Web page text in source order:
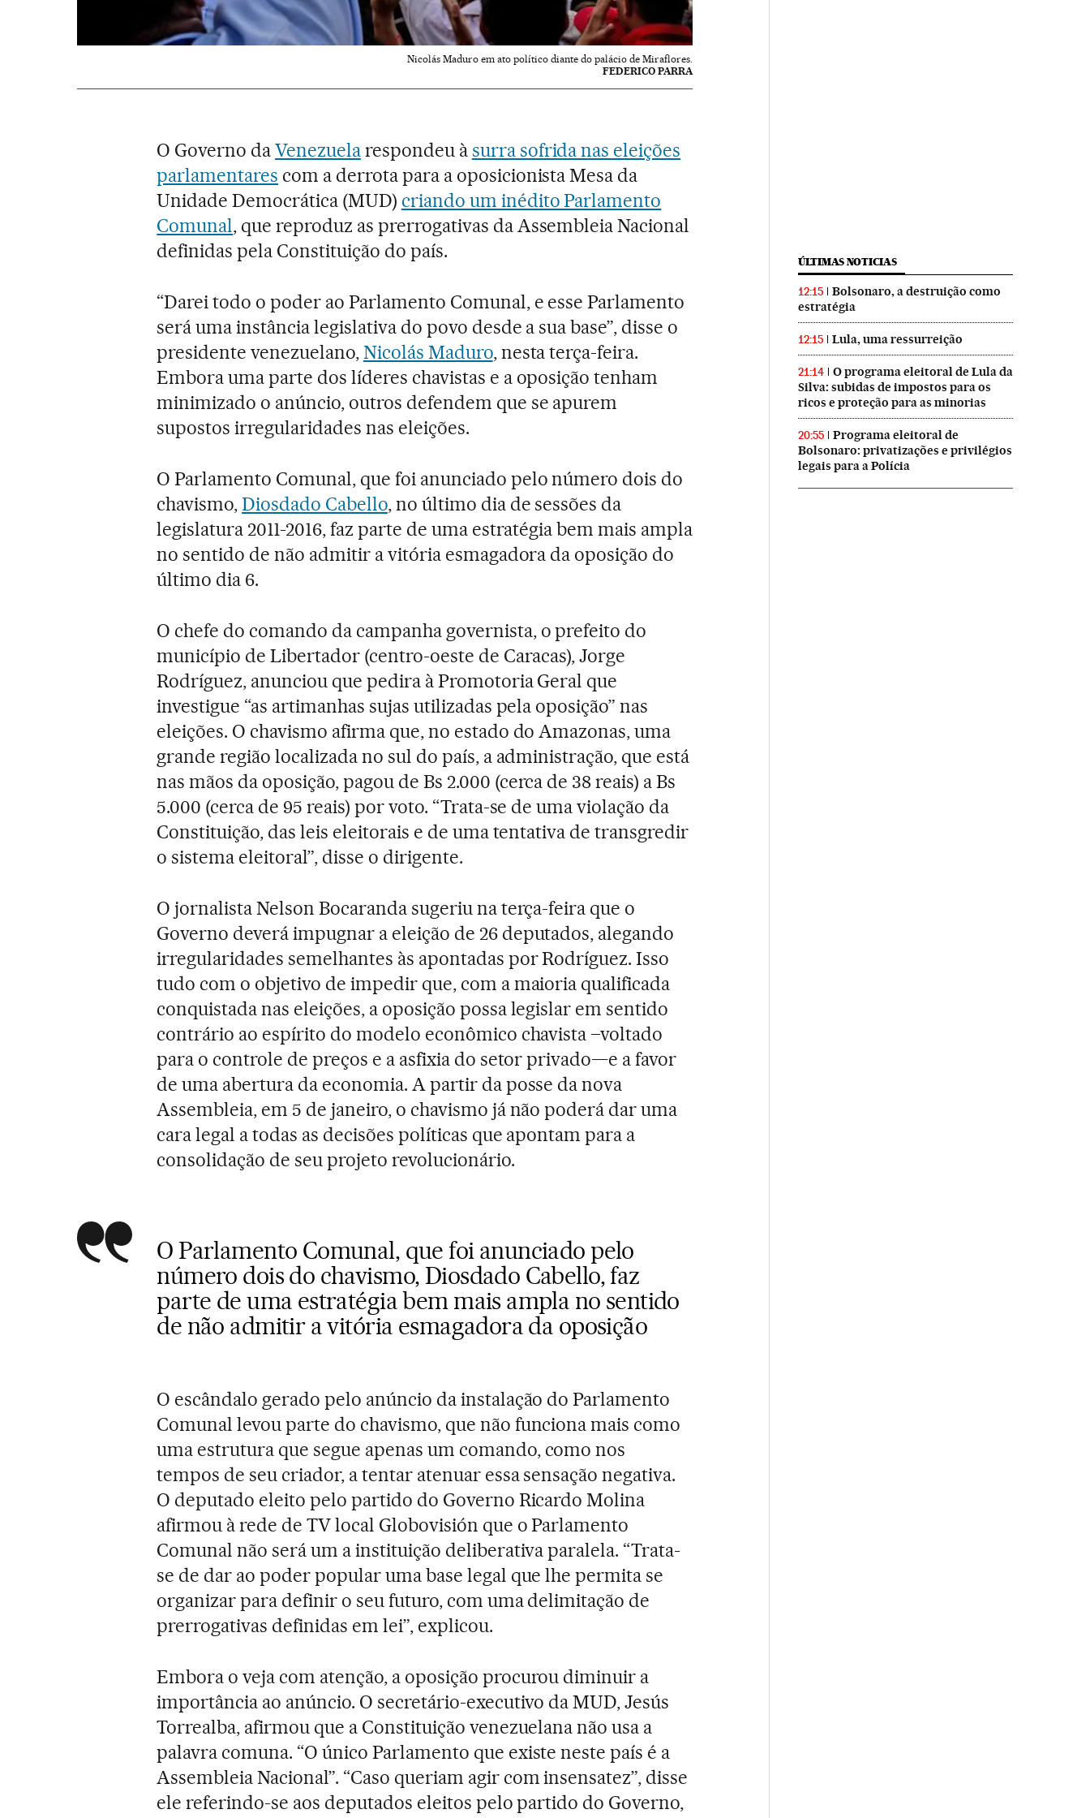
Nicolás Maduro em ato político diante do palácio de Miraflores.
FEDERICO PARRA
O Governo daVenezuelarespondeu àsurra sofrida nas eleições
parlamentares com a derrota para a oposicionista Mesa da
Unidade Democrática (MUD) criando um inédito Parlamento
Comunal, que reproduz as prerrogativas da Assembleia Nacional
definidas pela Constituição do país.
“Darei todo o poder ao Parlamento Comunal, e esse Parlamento
será uma instância legislativa do povo desde a sua base”, disse o
presidente venezuelano, Nicolás Maduro, nesta terça-feira.
Embora uma parte dos líderes chavistas e a oposição tenham
minimizado o anúncio, outros defendem que se apurem
supostos irregularidades nas eleições.
O Parlamento Comunal, que foi anunciado pelo número dois do
chavismo,Diosdado Cabello, no último dia de sessões da
legislatura 2011-2016, faz parte de uma estratégia bem mais ampla
no sentido de não admitir a vitória esmagadora da oposição do
último dia 6.
O chefe do comando da campanha governista, o prefeito do
município de Libertador (centro-oeste de Caracas), Jorge
Rodríguez, anunciou que pedira à Promotoria Geral que
investigue “as artimanhas sujas utilizadas pela oposição” nas
eleições. O chavismo afirma que, no estado do Amazonas, uma
grande região localizada no sul do país, a administração, que está
nas mãos da oposição, pagou de Bs 2.000 (cerca de 38 reais) a Bs
5.000 (cerca de 95 reais) por voto. “Trata-se de uma violação da
Constituição, das leis eleitorais e de uma tentativa de transgredir
o sistema eleitoral”, disse o dirigente.
O jornalista Nelson Bocaranda sugeriu na terça-feira que o
Governo deverá impugnar a eleição de 26 deputados, alegando
irregularidades semelhantes às apontadas por Rodríguez. Isso
tudo com o objetivo de impedir que, com a maioria qualificada
conquistada nas eleições, a oposição possa legislar em sentido
contrário ao espírito do modelo econômico chavista –voltado
para o controle de preços e a asfixia do setor privado—e a favor
de uma abertura da economia. A partir da posse da nova
Assembleia, em 5 de janeiro, o chavismo já não poderá dar uma
cara legal a todas as decisões políticas que apontam para a
consolidação de seu projeto revolucionário.
O Parlamento Comunal, que foi anunciado pelo
número dois do chavismo, Diosdado Cabello, faz
parte de uma estratégia bem mais ampla no sentido
de não admitir a vitória esmagadora da oposição
O escândalo gerado pelo anúncio da instalação do Parlamento
Comunal levou parte do chavismo, que não funciona mais como
uma estrutura que segue apenas um comando, como nos
tempos de seu criador, a tentar atenuar essa sensação negativa.
O deputado eleito pelo partido do Governo Ricardo Molina
afirmou à rede de TV local Globovisión que o Parlamento
Comunal não será um a instituição deliberativa paralela. “Trata-
se de dar ao poder popular uma base legal que lhe permita se
organizar para definir o seu futuro, com uma delimitação de
prerrogativas definidas em lei”, explicou.
Embora o veja com atenção, a oposição procurou diminuir a
importância ao anúncio. O secretário-executivo da MUD, Jesús
Torrealba, afirmou que a Constituição venezuelana não usa a
palavra comuna. “O único Parlamento que existe neste país é a
Assembleia Nacional”. “Caso queriam agir com insensatez”, disse
ele referindo-se aos deputados eleitos pelo partido do Governo,
ÚLTIMAS NOTICIAS
12:15
Bolsonaro, a destruição como
estratégia
12:15 Lula, uma ressurreição
21:14
O programa eleitoral de Lula da
Silva: subidas de impostos para os
ricos e proteção para as minorias
20:55
Programa eleitoral de
Bolsonaro: privatizações e privilégios
legais para a Polícia